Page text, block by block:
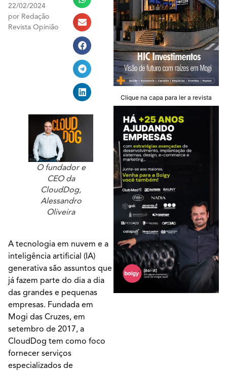
22/02/2024
por Redação
Revista Opinião
O fundador e
CEO da
CloudDog,
Alessandro
Oliveira
A tecnologia em nuvem e a
inteligência artificial (IA)
generativa são assuntos que
já fazem parte do dia a dia
das grandes e pequenas
empresas. Fundada em
Mogi das Cruzes, em
setembro de 2017, a
CloudDog tem como foco
fornecer serviços
especializados de
Clique na capa para ler a revista